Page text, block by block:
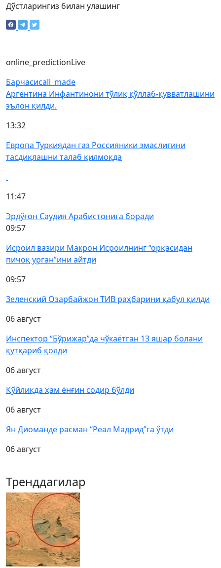
Дўстларингиз билан улашинг
online_predictionLive
Барчасиcall_made
Аргентина Инфантинони тўлиқ қўллаб-қувватлашини
эълон қилди.
13:32
Европа Туркиядан газ Россияники эмаслигини
тасдиқлашни талаб қилмоқда
11:47
Эрдўғон Саудия Арабистонига боради
09:57
Исроил вазири Макрон Исроилнинг “орқасидан
пичоқ урган”ини айтди
09:57
Зеленский Озарбайжон ТИВ раҳбарини қабул қилди
06 август
Инспектор “Бўрижар”да чўкаётган 13 яшар болани
қутқариб қолди
06 август
Қўйлиқда ҳам ёнғин содир бўлди
06 август
Ян Диоманде расман “Реал Мадрид”га ўтди
06 август
Тренддагилар